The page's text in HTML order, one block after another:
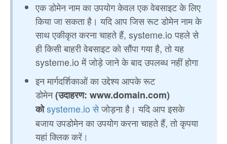
एक डोमेन नाम का उपयोग केवल एक वेबसाइट के लिए
किया जा सकता है। यदि आप जिस रूट डोमेन नाम के
साथ एकीकृत करना चाहते हैं, systeme.io पहले से
ही किसी बाहरी वेबसाइट को सौंपा गया है, तो यह
systeme.io में जोड़े जाने के बाद उपलब्ध नहीं होगा
इन मार्गदर्शिकाओं का उद्देश्य आपके रूट
डोमेन(उदाहरण: www.domain.com)
कोsysteme.io सेजोड़ना है। यदि आप इसके
बजाय उपडोमेन का उपयोग करना चाहते हैं, तो कृपया
यहां क्लिक करें ।